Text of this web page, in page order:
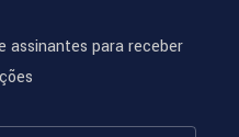
assinantes para receber